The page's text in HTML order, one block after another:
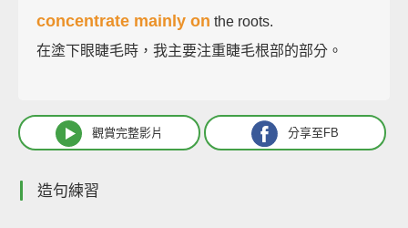
concentrate mainly on the roots.
在塗下眼睫毛時，我主要注重睫毛根部的部分。
觀賞完整影片 分享至FB
造句練習